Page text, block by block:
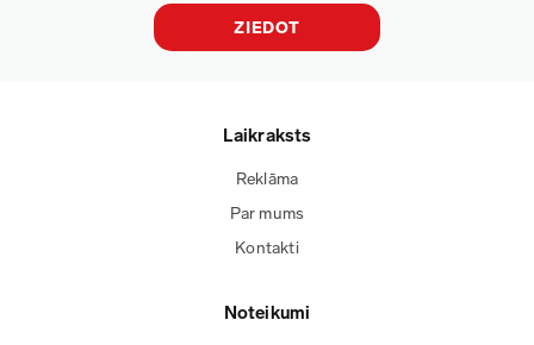
ZIEDOT
Laikraksts
Reklāma
Par mums
Kontakti
Noteikumi